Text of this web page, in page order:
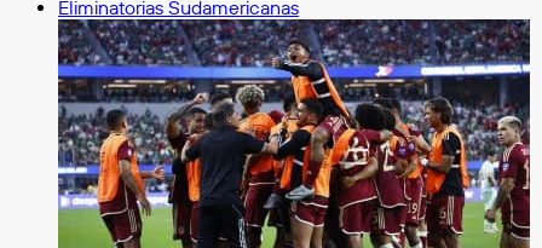
Eliminatorias Sudamericanas